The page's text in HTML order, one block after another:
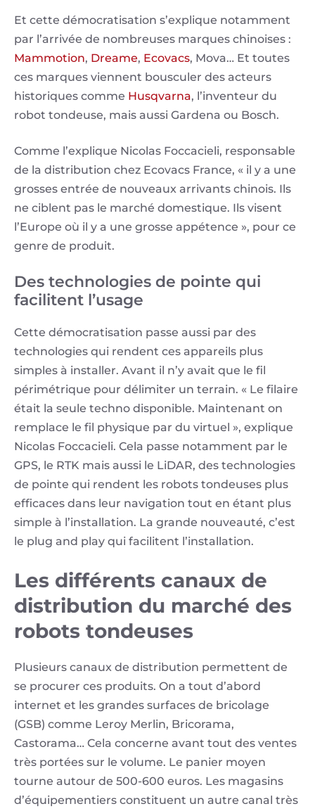
Et cette démocratisation s’explique notamment
par l’arrivée de nombreuses marques chinoises :
Mammotion, Dreame, Ecovacs, Mova… Et toutes
ces marques viennent bousculer des acteurs
historiques comme Husqvarna, l’inventeur du
robot tondeuse, mais aussi Gardena ou Bosch.
Comme l’explique Nicolas Foccacieli, responsable
de la distribution chez Ecovacs France, « il y a une
grosses entrée de nouveaux arrivants chinois. Ils
ne ciblent pas le marché domestique. Ils visent
l’Europe où il y a une grosse appétence », pour ce
genre de produit.
Des technologies de pointe qui
facilitent l’usage
Cette démocratisation passe aussi par des
technologies qui rendent ces appareils plus
simples à installer. Avant il n’y avait que le fil
périmétrique pour délimiter un terrain. « Le filaire
était la seule techno disponible. Maintenant on
remplace le fil physique par du virtuel », explique
Nicolas Foccacieli. Cela passe notamment par le
GPS, le RTK mais aussi le LiDAR, des technologies
de pointe qui rendent les robots tondeuses plus
efficaces dans leur navigation tout en étant plus
simple à l’installation. La grande nouveauté, c’est
le plug and play qui facilitent l’installation.
Les différents canaux de
distribution du marché des
robots tondeuses
Plusieurs canaux de distribution permettent de
se procurer ces produits. On a tout d’abord
internet et les grandes surfaces de bricolage
(GSB) comme Leroy Merlin, Bricorama,
Castorama… Cela concerne avant tout des ventes
très portées sur le volume. Le panier moyen
tourne autour de 500-600 euros. Les magasins
d’équipementiers constituent un autre canal très